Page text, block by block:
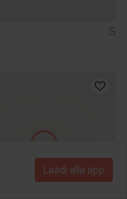
S
Laadi alla äpp